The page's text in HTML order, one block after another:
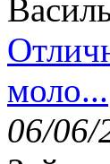
моло...
06/06/